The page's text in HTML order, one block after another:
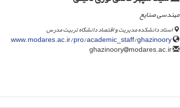
مهندسی صنایع
استاد دانشکده مدیریت و اقتصاد دانشگاه تربیت مدرس
www.modares.ac.ir/pro/academic_staff/ghazinoory
modares.ac.ir